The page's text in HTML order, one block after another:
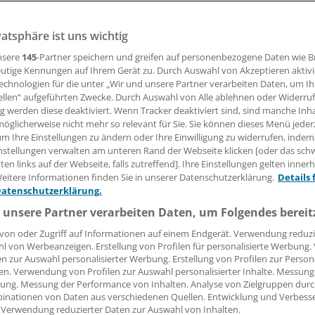
14:27 Uhr
bekommen Hilfe von der Berliner Universitätsklinik
Plattform entwickelt, welche die Suche nach
sind Beratungs- und Behandlungsangebote abrufbar,
dort erfasst. Auch Kontaktdaten von
ist uns wichtig
145-Partner speichern und greifen auf personenbezogene Daten wie
Kennungen auf Ihrem Gerät zu. Durch Auswahl von Akzeptieren
für die unter „Wir und unsere Partner verarbeiten Daten, um
aufgeführten Zwecke. Durch Auswahl von Alle ablehnen oder
werden diese deaktiviert. Wenn Tracker deaktiviert sind, sind manche
nicht mehr so relevant für Sie. Sie können dieses Menü
Ihre Einstellungen zu ändern oder Ihre Einwilligung zu widerrufen, indem
verwalten am unteren Rand der Webseite klicken [oder das
links auf der Webseite, falls zutreffend]. Ihre Einstellungen gelten
Informationen finden Sie in unserer Datenschutzerklärung. Details
Partner verarbeiten Daten, um Folgendes
oder Zugriff auf Informationen auf einem Endgerät. Verwendung
von Werbeanzeigen. Erstellung von Profilen für personalisierte
zur Auswahl personalisierter Werbung. Erstellung von Profilen zur
Verwendung von Profilen zur Auswahl personalisierter Inhalte.
Messung der Performance von Inhalten. Analyse von Zielgruppen
von Daten aus verschiedenen Quellen. Entwicklung und
reduzierter Daten zur Auswahl von Inhalten.